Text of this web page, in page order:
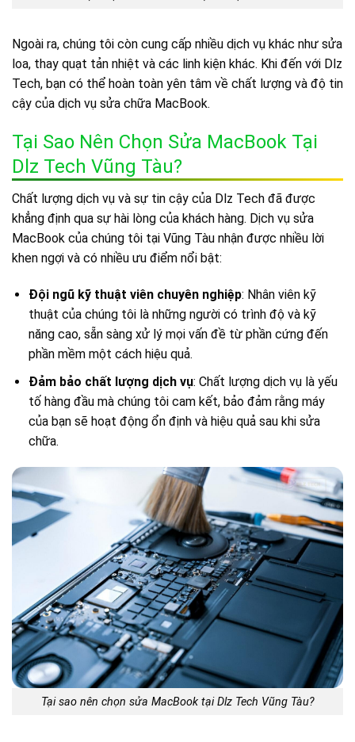
Ngoài ra, chúng tôi còn cung cấp nhiều dịch vụ khác như sửa
loa, thay quạt tản nhiệt và các linh kiện khác. Khi đến với Dlz
Tech, bạn có thể hoàn toàn yên tâm về chất lượng và độ tin
cậy của dịch vụ sửa chữa MacBook.
Tại Sao Nên Chọn Sửa MacBook Tại
Dlz Tech Vũng Tàu?
Chất lượng dịch vụ và sự tin cậy của Dlz Tech đã được
khẳng định qua sự hài lòng của khách hàng. Dịch vụ sửa
MacBook của chúng tôi tại Vũng Tàu nhận được nhiều lời
khen ngợi và có nhiều ưu điểm nổi bật:
Đội ngũ kỹ thuật viên chuyên nghiệp: Nhân viên kỹ
thuật của chúng tôi là những người có trình độ và kỹ
năng cao, sẵn sàng xử lý mọi vấn đề từ phần cứng đến
phần mềm một cách hiệu quả.
Đảm bảo chất lượng dịch vụ: Chất lượng dịch vụ là yếu
tố hàng đầu mà chúng tôi cam kết, bảo đảm rằng máy
của bạn sẽ hoạt động ổn định và hiệu quả sau khi sửa
chữa.
Tại sao nên chọn sửa MacBook tại Dlz Tech Vũng Tàu?